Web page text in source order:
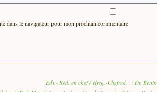
dans le navigateur pour mon prochain commentaire.
Edt.- Réd. en chef / Hrsg.-Chefred. : Dr.